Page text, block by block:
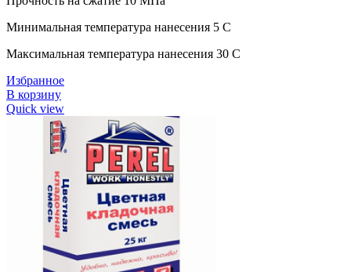
Минимальная температура нанесения 5 C
Максимальная температура нанесения 30 C
Избранное
В корзину
Quick view